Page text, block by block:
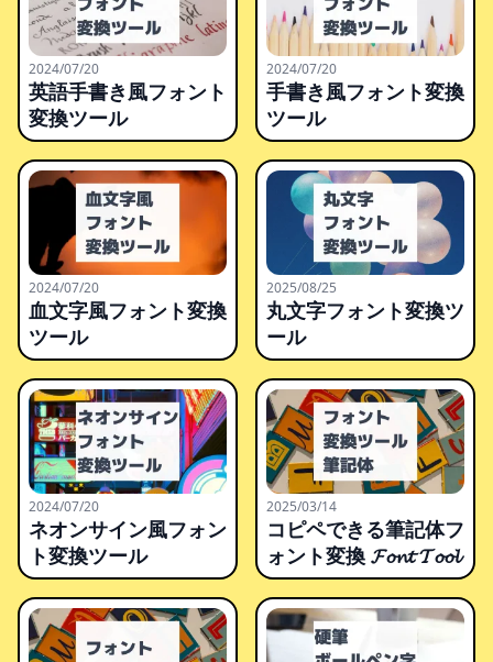
2024/07/20
英語手書き風フォント
変換ツール
2024/07/20
手書き風フォント変換
ツール
2024/07/20
血文字風フォント変換
ツール
2025/08/25
丸文字フォント変換ツ
ール
2024/07/20
ネオンサイン風フォン
ト変換ツール
2025/03/14
コピペできる筆記体フ
ォント変換 𝓕𝓸𝓷𝓽 𝓣𝓸𝓸𝓵